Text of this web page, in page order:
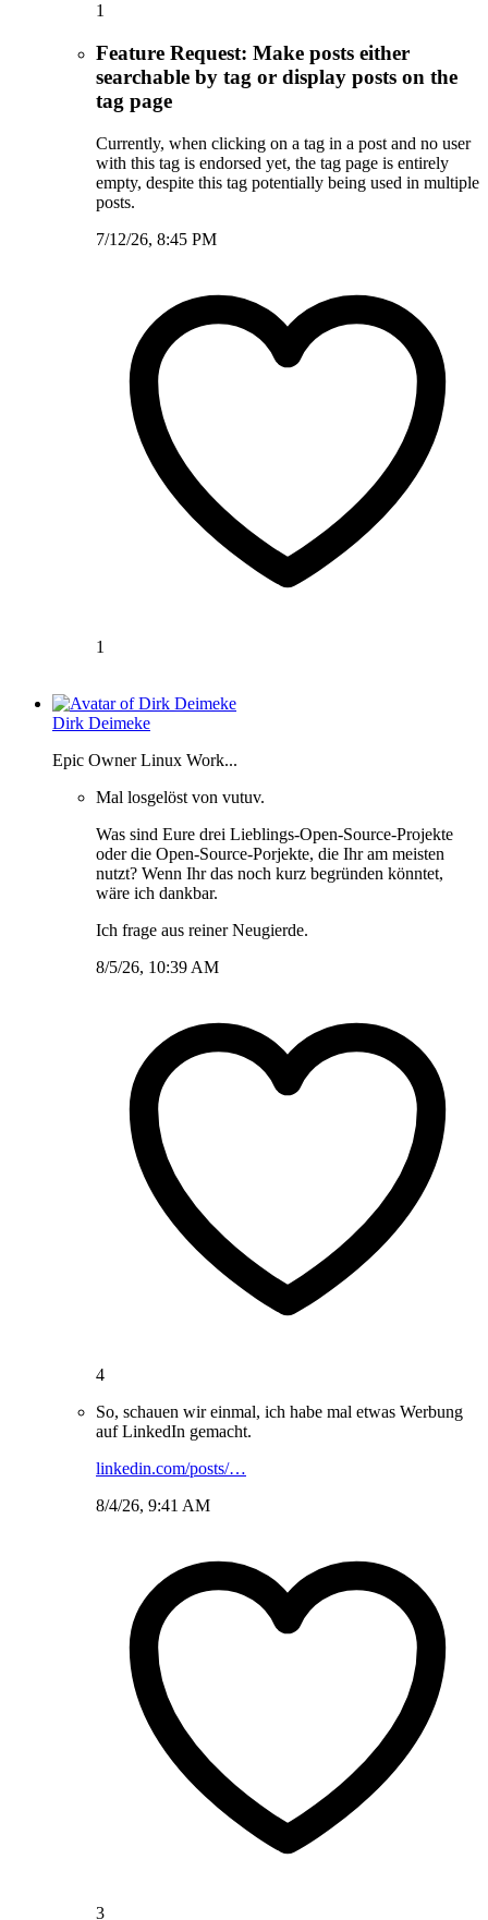
1
Feature Request: Make posts either
searchable by tag or display posts on the
tag page
Currently, when clicking on a tag in a post and no user
with this tag is endorsed yet, the tag page is entirely
empty, despite this tag potentially being used in multiple
posts.
7/12/26, 8:45 PM
1
Dirk Deimeke
Epic Owner Linux Work...
Mal losgelöst von vutuv.
Was sind Eure drei Lieblings-Open-Source-Projekte
oder die Open-Source-Porjekte, die Ihr am meisten
nutzt? Wenn Ihr das noch kurz begründen könntet,
wäre ich dankbar.
Ich frage aus reiner Neugierde.
8/5/26, 10:39 AM
4
So, schauen wir einmal, ich habe mal etwas Werbung
auf LinkedIn gemacht.
linkedin.com/posts/…
8/4/26, 9:41 AM
3